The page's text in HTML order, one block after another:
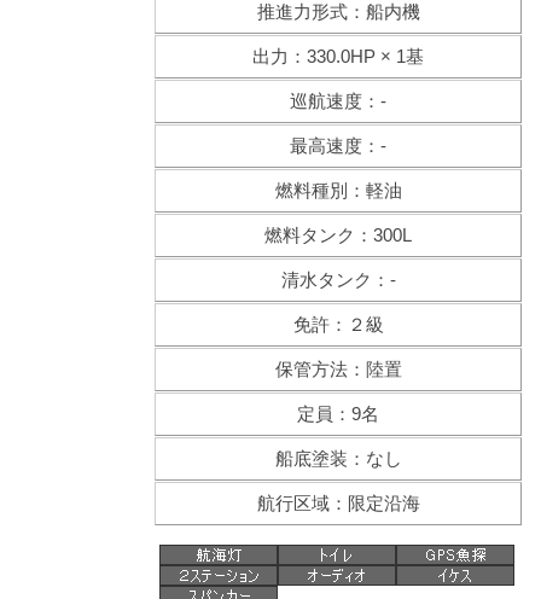
推進力形式：船内機
出力：330.0HP × 1基
巡航速度：-
最高速度：-
燃料種別：軽油
燃料タンク：300L
清水タンク：-
免許：２級
保管方法：陸置
定員：9名
船底塗装：なし
航行区域：限定沿海